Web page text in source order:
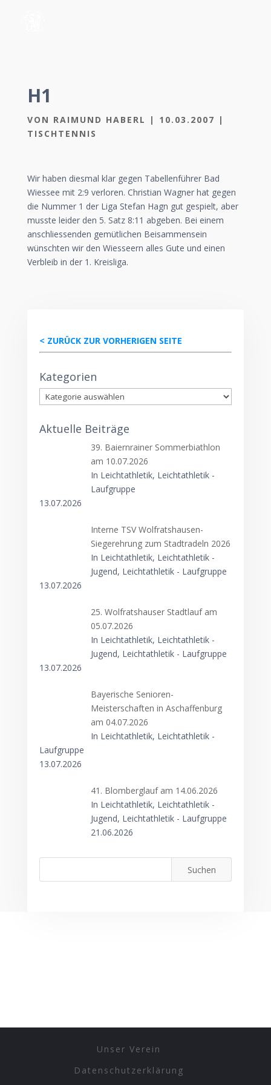
H1
VON RAIMUND HABERL | 10.03.2007 |
TISCHTENNIS
Wir haben diesmal klar gegen Tabellenführer Bad
Wiessee mit 2:9 verloren. Christian Wagner hat gegen
die Nummer 1 der Liga Stefan Hagn gut gespielt, aber
musste leider den 5. Satz 8:11 abgeben. Bei einem
anschliessenden gemütlichen Beisammensein
wünschten wir den Wiesseern alles Gute und einen
Verbleib in der 1. Kreisliga.
< ZURÜCK ZUR VORHERIGEN SEITE
Kategorien
Kategorien
Aktuelle Beiträge
39. Baiernrainer Sommerbiathlon
am 10.07.2026
In Leichtathletik, Leichtathletik -
Laufgruppe
13.07.2026
Interne TSV Wolfratshausen-
Siegerehrung zum Stadtradeln 2026
In Leichtathletik, Leichtathletik -
Jugend, Leichtathletik - Laufgruppe
13.07.2026
25. Wolfratshauser Stadtlauf am
05.07.2026
In Leichtathletik, Leichtathletik -
Jugend, Leichtathletik - Laufgruppe
13.07.2026
Bayerische Senioren-
Meisterschaften in Aschaffenburg
am 04.07.2026
In Leichtathletik, Leichtathletik -
Laufgruppe
13.07.2026
41. Blomberglauf am 14.06.2026
In Leichtathletik, Leichtathletik -
Jugend, Leichtathletik - Laufgruppe
21.06.2026
Unser Verein
Datenschutzerklärung